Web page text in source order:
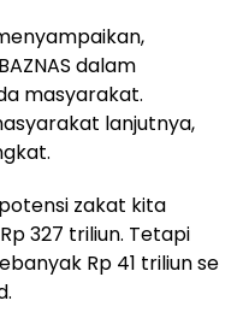
dalam
masyarakat.
lanjutnya,
zakat kita
327 triliun. Tetapi
Rp 41 triliun se